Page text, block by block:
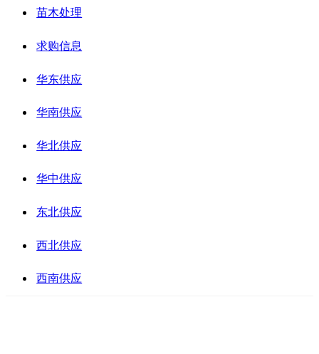
苗木处理
求购信息
华东供应
华南供应
华北供应
华中供应
东北供应
西北供应
西南供应